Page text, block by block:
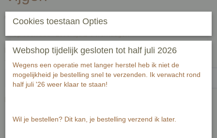
€ 2,00 (inclusief btw 21%)
✓
Handgeschreven tekst op achterzijde kaart (zwart fineliner) voor
Cookies toestaan Opties
Webshop tijdelijk gesloten tot half juli 2026
Wegens een operatie met langer herstel heb ik niet de
mogelijkheid je bestelling snel te verzenden. Ik verwacht rond
half juli '26 weer klaar te staan!
Wil je bestellen? Dit kan, je bestelling verzend ik later.